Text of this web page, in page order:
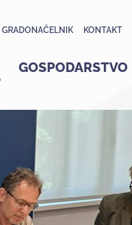
GRADONAČELNIK KONTAKT
GOSPODARSTVO